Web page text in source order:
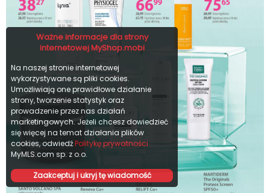
Ważne informacje dla strony
internetowej MyShop.mobi
Na naszej stronie internetowej
wykorzystywane są pliki cookies.
Umożliwiają one prawidłowe działanie
strony, tworzenie statystyk oraz
prowadzenie przez nas działań
marketingowych. Jeżeli chcesz dowiedzieć
się więcej na temat działania plików
cookies, odwiedźPolitykę prywatności
MyMLS.com sp. z o.o.
Zaakceptuj i ukryj tę wiadomość